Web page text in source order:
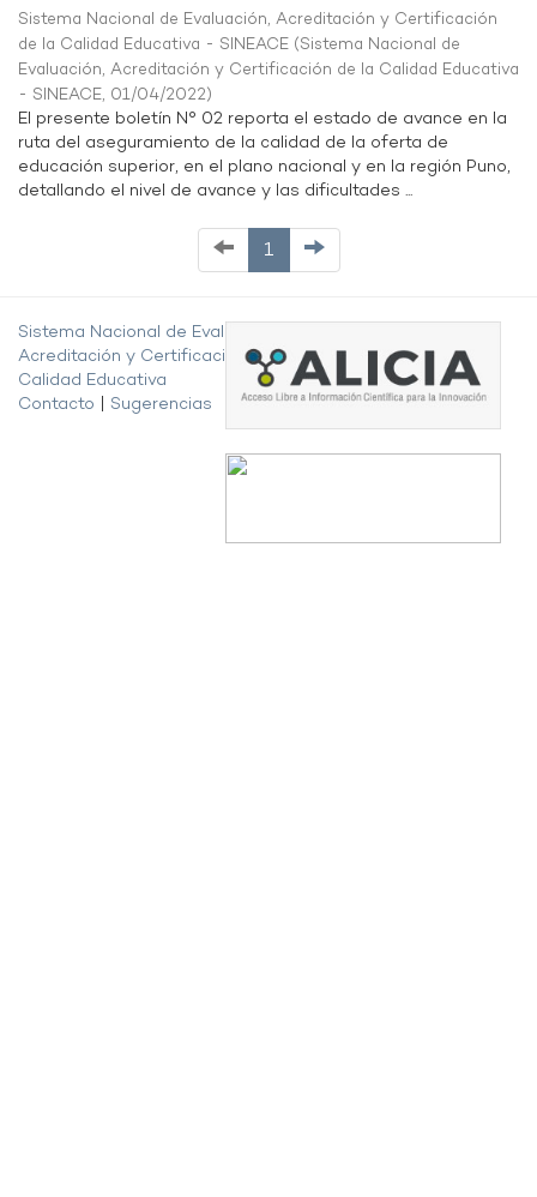
Sistema Nacional de Evaluación, Acreditación y Certificación
de la Calidad Educativa - SINEACE (Sistema Nacional de
Evaluación, Acreditación y Certificación de la Calidad Educativa
- SINEACE, 01/04/2022)
El presente boletín N° 02 reporta el estado de avance en la
ruta del aseguramiento de la calidad de la oferta de
educación superior, en el plano nacional y en la región Puno,
detallando el nivel de avance y las dificultades ...
1
Sistema Nacional de Evaluación,
Acreditación y Certificación de la
Calidad Educativa
Contacto
Sugerencias